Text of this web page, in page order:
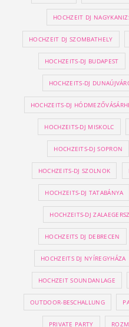
HOCHZEIT DJ
HOCHZEIT DJ SZOMBATHELY
HOCHZEITS-DJ BUDAPEST
HOCHZEITS-DJ
HOCHZEITS-DJ
HOCHZEITS-DJ MISKOLC
HOCHZEITS-DJ SOPRON
HOCHZEITS-DJ SZOLNOK
HOCHZEITS-DJ TATABÁNYA
HOCHZEITS-DJ
HOCHZEITS DJ DEBRECEN
HOCHZEITS DJ NYÍREGYHÁZA
HOCHZEIT SOUNDANLAGE
OUTDOOR-BESCHALLUNG
PRIVATE PARTY